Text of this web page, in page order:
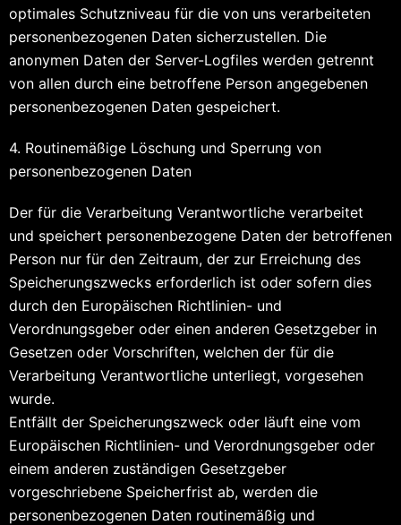
optimales Schutzniveau für die von uns verarbeiteten
personenbezogenen Daten sicherzustellen. Die
anonymen Daten der Server-Logfiles werden getrennt
von allen durch eine betroffene Person angegebenen
personenbezogenen Daten gespeichert.
4. Routinemäßige Löschung und Sperrung von
personenbezogenen Daten
Der für die Verarbeitung Verantwortliche verarbeitet
und speichert personenbezogene Daten der betroffenen
Person nur für den Zeitraum, der zur Erreichung des
Speicherungszwecks erforderlich ist oder sofern dies
durch den Europäischen Richtlinien- und
Verordnungsgeber oder einen anderen Gesetzgeber in
Gesetzen oder Vorschriften, welchen der für die
Verarbeitung Verantwortliche unterliegt, vorgesehen
wurde.
Entfällt der Speicherungszweck oder läuft eine vom
Europäischen Richtlinien- und Verordnungsgeber oder
einem anderen zuständigen Gesetzgeber
vorgeschriebene Speicherfrist ab, werden die
personenbezogenen Daten routinemäßig und